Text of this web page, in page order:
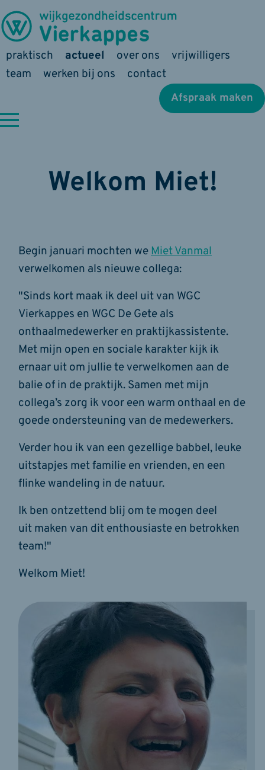
praktisch actueel over ons
vrijwilligers
team
werken bij ons contact
Afspraak maken
Welkom Miet!
Begin januari mochten we Miet Vanmal
verwelkomen als nieuwe collega:
"Sinds kort maak ik deel uit van WGC
Vierkappes en WGC De Gete als
onthaalmedewerker en praktijkassistente.
Met mijn open en sociale karakter kijk ik
ernaar uit om jullie te verwelkomen aan de
balie of in de praktijk. Samen met mijn
collega’s zorg ik voor een warm onthaal en de
goede ondersteuning van de medewerkers.
Verder hou ik van een gezellige babbel, leuke
uitstapjes met familie en vrienden, en een
flinke wandeling in de natuur.
Ik ben ontzettend blij om te mogen deel
uit maken van dit enthousiaste en betrokken
team!"
Welkom Miet!